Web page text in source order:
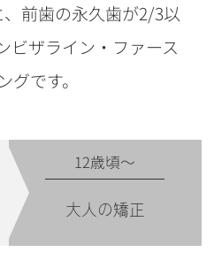
前歯の永久歯が2/3以
ビザライン・ファース
グです。
12歳頃〜
大人の矯正